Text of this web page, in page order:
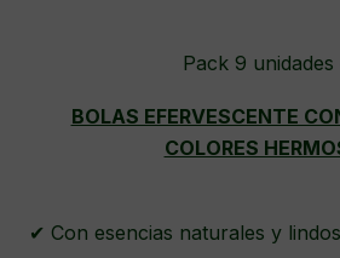
Pack 9 unidades
BOLAS EFERVESCENTE
COLORES
✔ Con esencias naturales y